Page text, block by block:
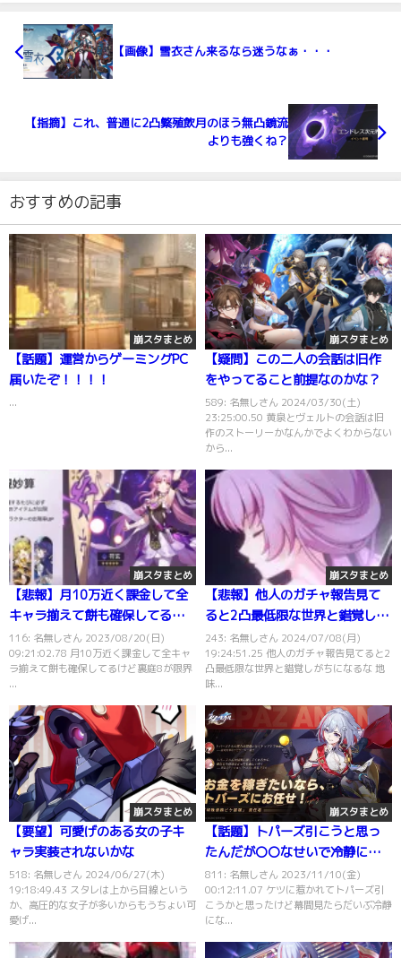
【画像】雪衣さん来るなら迷うなぁ・・・
【指摘】これ、普通に2凸繁殖飲月のほう無凸鏡流
よりも強くね？
おすすめの記事
崩スタまとめ
【話題】運営からゲーミングPC
届いたぞ！！！！
...
崩スタまとめ
【疑問】この二人の会話は旧作
をやってること前提なのかな？
589: 名無しさん 2024/03/30(土)
23:25:00.50 黄泉とヴェルトの会話は旧
作のストーリーかなんかでよくわからない
から...
崩スタまとめ
【悲報】月10万近く課金して全
キャラ揃えて餅も確保してるけ
ど、コレが限界
116: 名無しさん 2023/08/20(日)
09:21:02.78 月10万近く課金して全キャ
ラ揃えて餅も確保してるけど裏庭8が限界
...
崩スタまとめ
【悲報】他人のガチャ報告見て
ると2凸最低限な世界と錯覚しが
ちになるな・・・
243: 名無しさん 2024/07/08(月)
19:24:51.25 他人のガチャ報告見てると2
凸最低限な世界と錯覚しがちになるな 地
味...
崩スタまとめ
【要望】可愛げのある女の子キ
ャラ実装されないかな
518: 名無しさん 2024/06/27(木)
19:18:49.43 スタレは上から目線という
か、高圧的な女子が多いからもうちょい可
愛げ...
崩スタまとめ
【話題】トパーズ引こうと思っ
たんだが〇〇なせいで冷静にな
ってしまった
811: 名無しさん 2023/11/10(金)
00:12:11.07 ケツに惹かれてトパーズ引
こうかと思ったけど幕間見たらだいぶ冷静
にな...